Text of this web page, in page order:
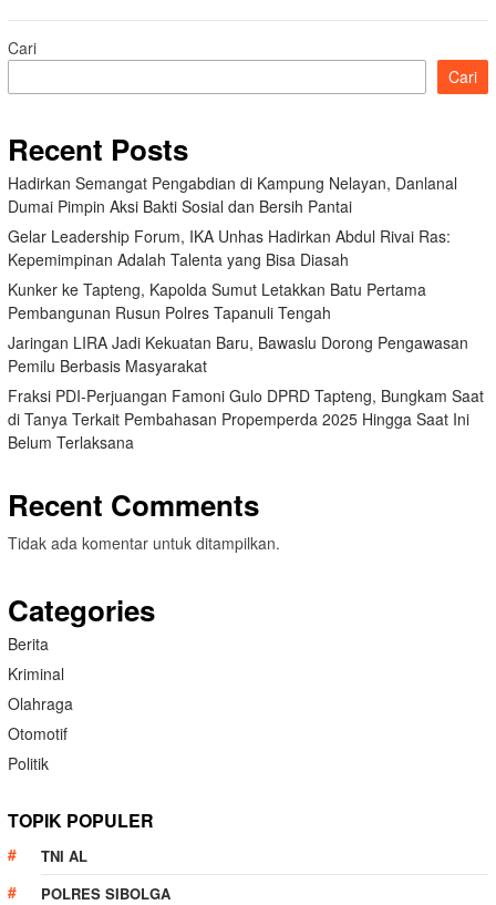
Cari
Cari
Recent Posts
Hadirkan Semangat Pengabdian di Kampung Nelayan, Danlanal
Dumai Pimpin Aksi Bakti Sosial dan Bersih Pantai
Gelar Leadership Forum, IKA Unhas Hadirkan Abdul Rivai Ras:
Kepemimpinan Adalah Talenta yang Bisa Diasah
Kunker ke Tapteng, Kapolda Sumut Letakkan Batu Pertama
Pembangunan Rusun Polres Tapanuli Tengah
Jaringan LIRA Jadi Kekuatan Baru, Bawaslu Dorong Pengawasan
Pemilu Berbasis Masyarakat
Fraksi PDI-Perjuangan Famoni Gulo DPRD Tapteng, Bungkam Saat
di Tanya Terkait Pembahasan Propemperda 2025 Hingga Saat Ini
Belum Terlaksana
Recent Comments
Tidak ada komentar untuk ditampilkan.
Categories
Berita
Kriminal
Olahraga
Otomotif
Politik
TOPIK POPULER
TNI AL
POLRES SIBOLGA